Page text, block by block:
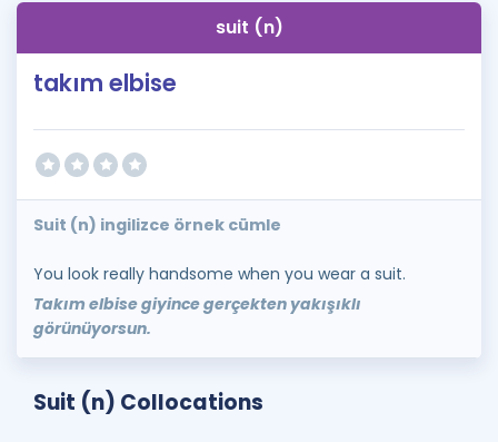
suit (n)
takım elbise
Suit (n) ingilizce örnek cümle
You look really handsome when you wear a suit.
Takım elbise giyince gerçekten yakışıklı
görünüyorsun.
Suit (n) Collocations